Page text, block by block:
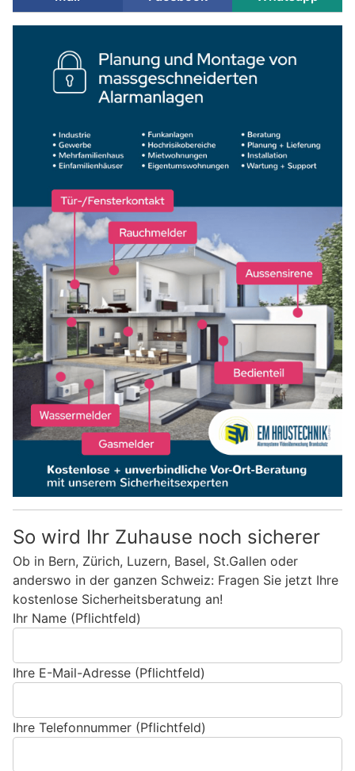
So wird Ihr Zuhause noch sicherer
Ob in Bern, Zürich, Luzern, Basel, St.Gallen oder
anderswo in der ganzen Schweiz: Fragen Sie jetzt Ihre
kostenlose Sicherheitsberatung an!
Ihr Name (Pflichtfeld)
Ihre E-Mail-Adresse (Pflichtfeld)
Ihre Telefonnummer (Pflichtfeld)